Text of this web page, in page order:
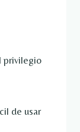
privilegio
de usar